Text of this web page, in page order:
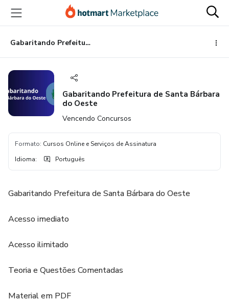
para
conteúdo
principal
para
pagamento
para
rodapé
Gabaritando Prefeitura de Santa Bárbara do Oeste
Gabaritando Prefeitura de Santa Bárbara
do Oeste
Vencendo Concursos
Formato: Cursos Online e Serviços de Assinatura
Idioma: Português
Gabaritando Prefeitura de Santa Bárbara do Oeste
Acesso imediato
Acesso ilimitado
Teoria e Questões Comentadas
Material em PDF